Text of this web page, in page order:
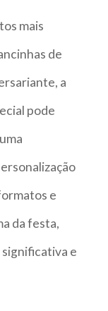
mais
de
a
pode
e
da festa,
e